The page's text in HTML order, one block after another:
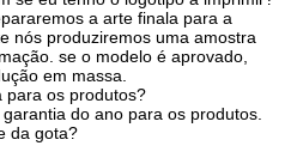
a arte finala para a
nós produziremos uma amostra
se o modelo é aprovado,
em massa.
para os produtos?
do ano para os produtos.
da gota?